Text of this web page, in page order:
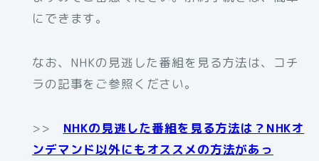
にできます。
なお、NHKの見逃した番組を見る方法は、コチ
ラの記事をご参照ください。
>> NHKの見逃した番組を見る方法は？NHKオ
ンデマンド以外にもオススメの方法があっ